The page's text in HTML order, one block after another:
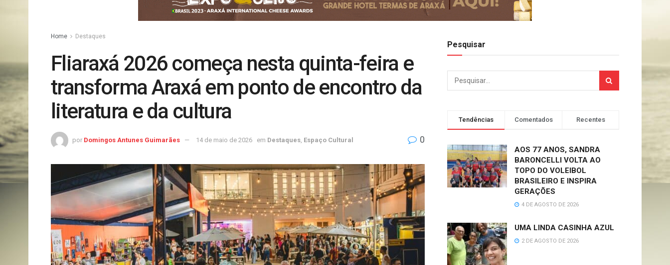
Home Destaques
Fliaraxá 2026 começa nesta quinta-feira e
transforma Araxá em ponto de encontro da
literatura e da cultura
por Domingos Antunes Guimarães 14 de maio de 2026 em Destaques Espaço Cultural 0
Pesquisar
Tendências Comentados Recentes
AOS 77 ANOS, SANDRA
BARONCELLI VOLTA AO
TOPO DO VOLEIBOL
BRASILEIRO E INSPIRA
GERAÇÕES
4 DE AGOSTO DE 2026
UMA LINDA CASINHA AZUL
2 DE AGOSTO DE 2026